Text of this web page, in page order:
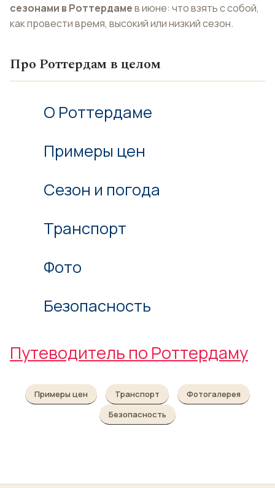
сезонами в Роттердамев июне: что взять с собой,
как провести время, высокий или низкий сезон.
Про Роттердам в целом
О Роттердаме
Примеры цен
Сезон и погода
Транспорт
Фото
Безопасность
Путеводитель по Роттердаму
Примеры цен Транспорт
Фотогалерея
Безопасность